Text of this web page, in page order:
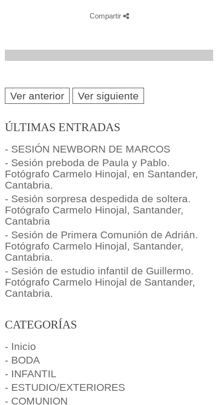
Compartir
Ver anterior Ver siguiente
ÚLTIMAS ENTRADAS
- SESIÓN NEWBORN DE MARCOS
- Sesión preboda de Paula y Pablo.
Fotógrafo Carmelo Hinojal, en Santander,
Cantabria.
- Sesión sorpresa despedida de soltera.
Fotógrafo Carmelo Hinojal, Santander,
Cantabria
- Sesión de Primera Comunión de Adrián.
Fotógrafo Carmelo Hinojal, Santander,
Cantabria.
- Sesión de estudio infantil de Guillermo.
Fotógrafo Carmelo Hinojal de Santander,
Cantabria.
CATEGORÍAS
- Inicio
- BODA
- INFANTIL
- ESTUDIO/EXTERIORES
- COMUNION